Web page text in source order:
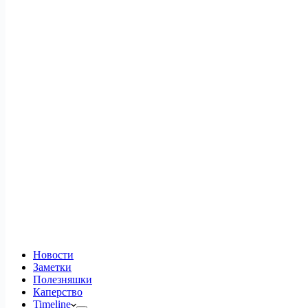
Новости
Заметки
Полезняшки
Каперство
Timeline